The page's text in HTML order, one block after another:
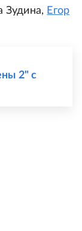
Зудина, Егор
2" с